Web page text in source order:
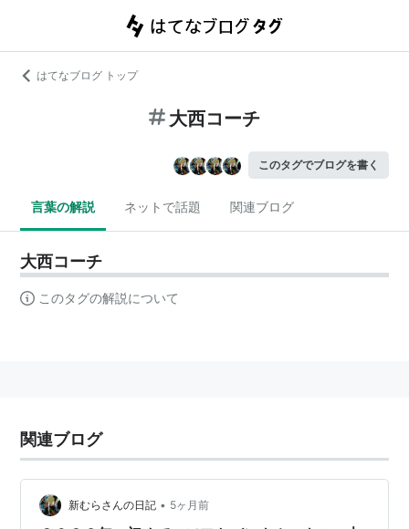
はてなブログ トップ
大西コーチ
このタグでブログを書く
言葉の解説 ネットで話題 関連ブログ
大西コーチ
このタグの解説について
関連ブログ
新むらさんの日記 • 5ヶ月前